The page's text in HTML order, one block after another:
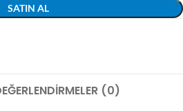
SATIN AL
(0)